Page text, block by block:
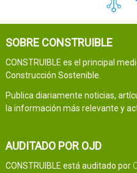
SOBRE CONSTRUIBLE
CONSTRUIBLE es el principal
Construcción Sostenible.
Publica diariamente noticias,
la información más relevante y
AUDITADO POR OJD
CONSTRUIBLE está auditado por